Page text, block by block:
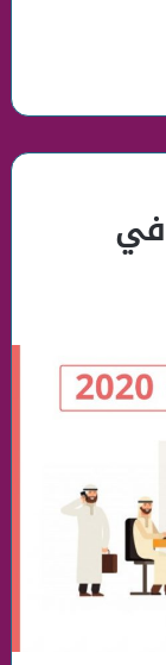
وظائف السعودية 2020 في